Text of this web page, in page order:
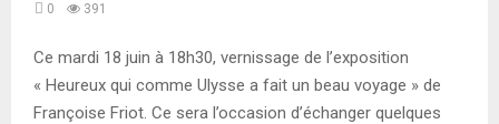
0 391
Ce mardi 18 juin à 18h30, vernissage de l’exposition
« Heureux qui comme Ulysse a fait un beau voyage » de
Françoise Friot. Ce sera l’occasion d’échanger quelques